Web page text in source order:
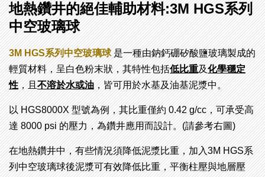
地熱鑽井的絕佳輔助材料:3M HGS系列
中空玻璃球
3M HGS系列中空玻璃球 是一種由鈉鈣硼矽酸鹽玻璃製成的
輕質材料，呈白色粉末狀，其特性包括低比重及化學穩定
性，且不溶於水或油，皆可用於水基及油基泥漿中。
以HGS8000X型號為例，其比重僅約0.42 g/cc，可承受高
達8000 psi的壓力，為鑽井應用而設計。(請參考右圖)
在地熱鑽井中，有些情況須降低泥漿比重，加入3MHGS系
列中空玻璃球後泥漿可有效降低比重，平衡柱壓與地層壓